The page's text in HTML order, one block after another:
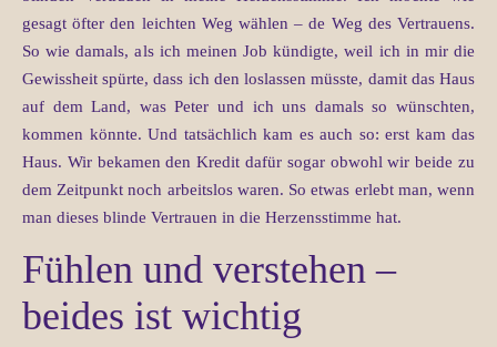
gesagt öfter den leichten Weg wählen – de Weg des Vertrauens.
So wie damals, als ich meinen Job kündigte, weil ich in mir die
Gewissheit spürte, dass ich den loslassen müsste, damit das Haus
auf dem Land, was Peter und ich uns damals so wünschten,
kommen könnte. Und tatsächlich kam es auch so: erst kam das
Haus. Wir bekamen den Kredit dafür sogar obwohl wir beide zu
dem Zeitpunkt noch arbeitslos waren. So etwas erlebt man, wenn
man dieses blinde Vertrauen in die Herzensstimme hat.
Fühlen und verstehen –
beides ist wichtig